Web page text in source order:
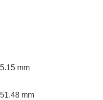
mm
mm